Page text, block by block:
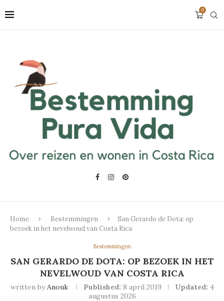
0
Home Bestemmingen
San Gerardo de Dota: op
bezoek in het nevelwoud van Costa Rica
Bestemmingen
SAN GERARDO DE DOTA: OP BEZOEK IN HET
NEVELWOUD VAN COSTA RICA
written byAnouk Published: 8 april 2019 Updated: 4
augustus 2026